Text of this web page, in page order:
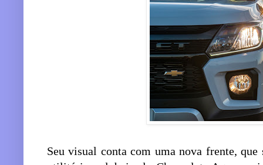
Seu visual conta com uma nova frente,